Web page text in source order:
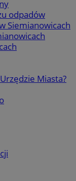
odpadów
Siemianowicach
Miasta?